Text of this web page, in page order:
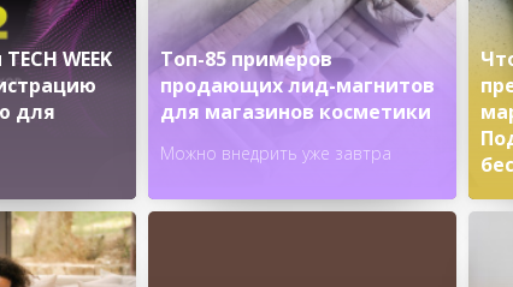
WEEK
для
(Большой
Топ-85 примеров
продающих лид-магнитов
для магазинов косметики
Можно внедрить уже завтра